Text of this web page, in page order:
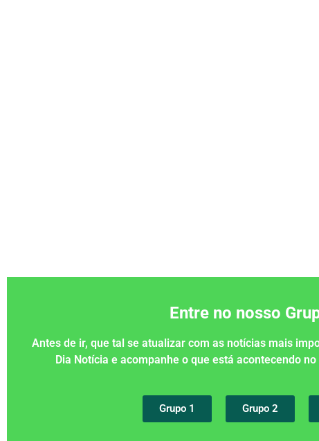
Entre no nosso
Antes de ir, que tal se atualizar com as notícias mais
Dia Notícia e acompanhe o que está acontecendo
Grupo 1 Grupo 2